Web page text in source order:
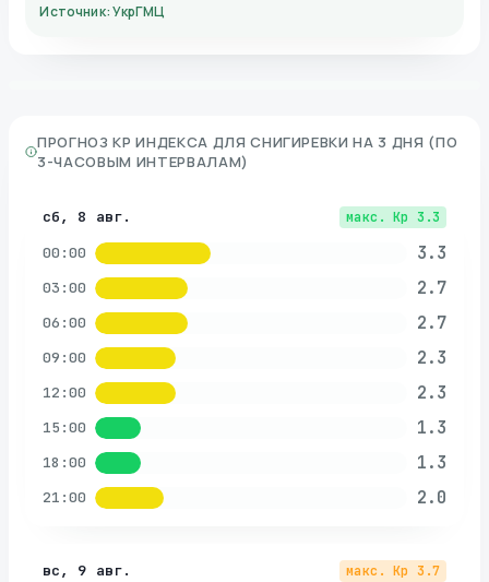
Источник: УкрГМЦ
ПРОГНОЗ KP ИНДЕКСА ДЛЯ СНИГИРЕВКИ НА 3 ДНЯ (ПО
3-ЧАСОВЫМ ИНТЕРВАЛАМ)
сб, 8 авг. макс. Kp 3.3
00:00 3.3
03:00 2.7
06:00 2.7
09:00 2.3
12:00 2.3
15:00 1.3
18:00 1.3
21:00 2.0
вс, 9 авг. макс. Kp 3.7